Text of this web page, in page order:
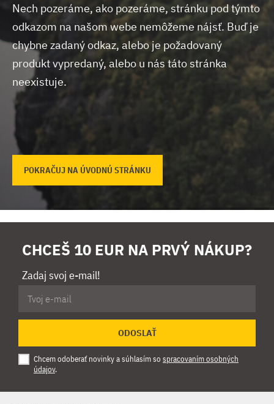
Nech pozeráme, ako pozeráme, stránku pod týmto
odkazom na našom webe nemôžeme nájsť. Buď je
chybne zadaný odkaz, alebo je požadovaný
produkt vypredaný, alebo u nás táto stránka
neexistuje.
POKRAČUJ NA ÚVODNÚ STRÁNKU
CHCEŠ 10 EUR NA PRVÝ NÁKUP?
Zadaj svoj e-mail!
ODOSLAŤ
Chcem odoberať novinky a súhlasím so spracovaním osobných
údajov.